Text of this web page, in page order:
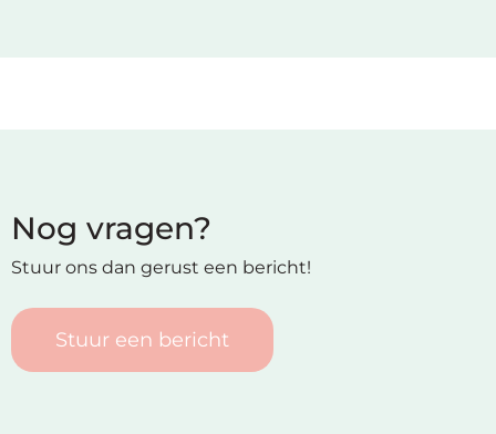
Nog vragen?
Stuur ons dan gerust een bericht!
Stuur een bericht